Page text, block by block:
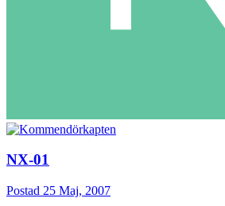
NX-01
Postad 25 Maj, 2007